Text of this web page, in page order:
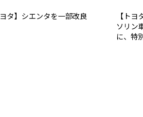
ヨタ】シエンタを一部改良
【ト
ソリン
に、特